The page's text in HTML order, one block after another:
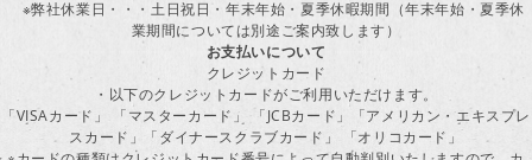
※弊社休業日・・・土日祝日・年末年始・夏季休暇期間（年末年始・夏季休
業期間については別途ご案内致します）
お支払いについて
クレジットカード
・以下のクレジットカードがご利用いただけます。
「VISAカード」 「マスターカード」 「JCBカード」「アメリカン・エキスプレ
スカード」「ダイナースクラブカード」 「オリコカード」